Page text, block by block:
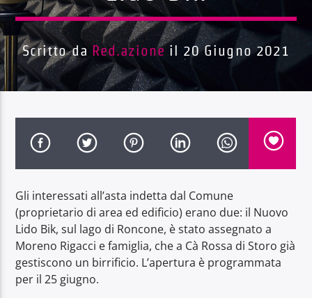
Traccia corrente
Titolo
Artista
Radio Dolomiti
Scritto da Red.azione il 20 Giugno 2021
Gli interessati all’asta indetta dal Comune
(proprietario di area ed edificio) erano due: il Nuovo
Lido Bik, sul lago di Roncone, è stato assegnato a
Moreno Rigacci e famiglia, che a Cà Rossa di Storo già
gestiscono un birrificio. L’apertura è programmata
per il 25 giugno.